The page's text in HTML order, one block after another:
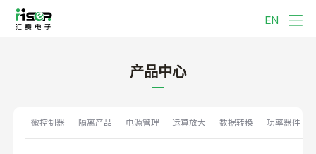
EN
产品中心
微控制器 隔离产品 电源管理 运算放大 数据转换 功率器件